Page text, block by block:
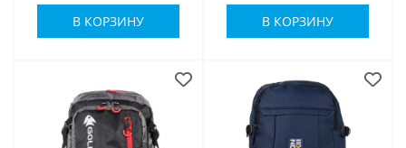
В КОРЗИНУ В КОРЗИНУ